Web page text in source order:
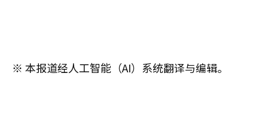
※ 本报道经人工智能（AI）系统翻译与编辑。